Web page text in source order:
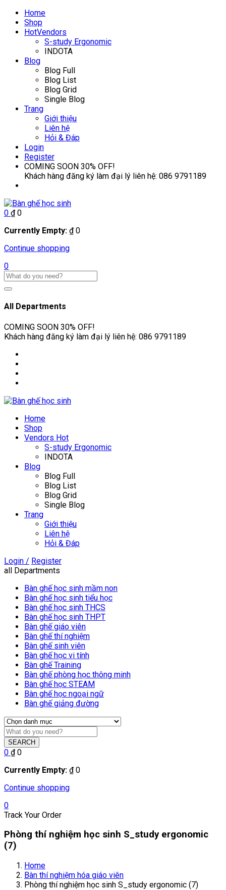
Home
Shop
HotVendors
S-study Ergonomic
INDOTA
Blog
Blog Full
Blog List
Blog Grid
Single Blog
Trang
Giới thiệu
Liên hệ
Hỏi & Đáp
Login
Register
COMING SOON 30% OFF!
Khách hàng đăng ký làm đại lý liên hệ: 086 9791189
0 ₫0
Currently Empty: ₫0
Continue shopping
0
All Departments
COMING SOON 30% OFF!
Khách hàng đăng ký làm đại lý liên hệ: 086 9791189
Home
Shop
Vendors Hot
S-study Ergonomic
INDOTA
Blog
Blog Full
Blog List
Blog Grid
Single Blog
Trang
Giới thiệu
Liên hệ
Hỏi & Đáp
Login / Register
all Departments
Bàn ghế học sinh mầm non
Bàn ghế học sinh tiểu học
Bàn ghế học sinh THCS
Bàn ghế học sinh THPT
Bàn ghế giáo viên
Bàn ghế thí nghiệm
Bàn ghế sinh viên
Bàn ghế học vi tính
Bàn ghế Training
Bàn ghế phòng học thông minh
Bàn ghế học STEAM
Bàn ghế học ngoại ngữ
Bàn ghế giảng đường
SEARCH
0 ₫0
Currently Empty: ₫0
Continue shopping
0
Track Your Order
Phòng thí nghiệm học sinh S_study ergonomic
(7)
Home
Bàn thí nghiệm hóa giáo viên
Phòng thí nghiệm học sinh S_study ergonomic (7)